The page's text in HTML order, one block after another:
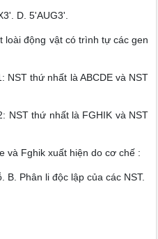
D. 5'AUG3'.
loài động vật có trình tự các gen
NST thứ nhất là ABCDE và NST
NST thứ nhất là FGHIK và NST
và Fghik xuất hiện do cơ chế :
Phân li độc lập của các NST.